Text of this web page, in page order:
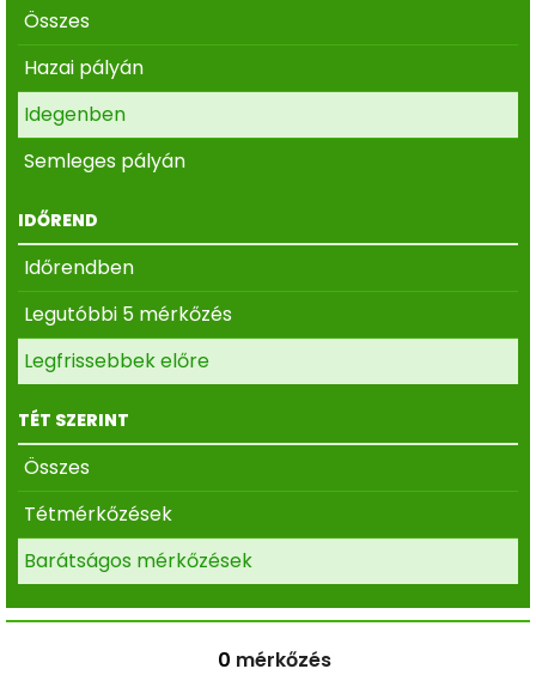
Összes
Hazai pályán
Idegenben
Semleges pályán
IDŐREND
Időrendben
Legutóbbi 5 mérkőzés
Legfrissebbek előre
TÉT SZERINT
Összes
Tétmérkőzések
Barátságos mérkőzések
0 mérkőzés